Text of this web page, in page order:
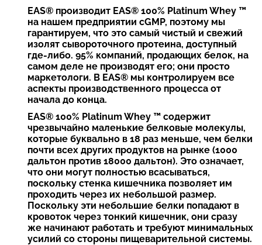
EAS® производит EAS® 100% Platinum Whey ™
на нашем предприятии cGMP, поэтому мы
гарантируем, что это самый чистый и свежий
изолят сывороточного протеина, доступный
где-либо. 95% компаний, продающих белок, на
самом деле не производят его; они просто
маркетологи. В EAS® мы контролируем все
аспекты производственного процесса от
начала до конца.
EAS® 100% Platinum Whey ™ содержит
чрезвычайно маленькие белковые молекулы,
которые буквально в 18 раз меньше, чем белки
почти всех других продуктов на рынке (1000
дальтон против 18000 дальтон). Это означает,
что они могут полностью всасываться,
поскольку стенка кишечника позволяет им
проходить через их небольшой размер.
Поскольку эти небольшие белки попадают в
кровоток через тонкий кишечник, они сразу
же начинают работать и требуют минимальных
усилий со стороны пищеварительной системы.